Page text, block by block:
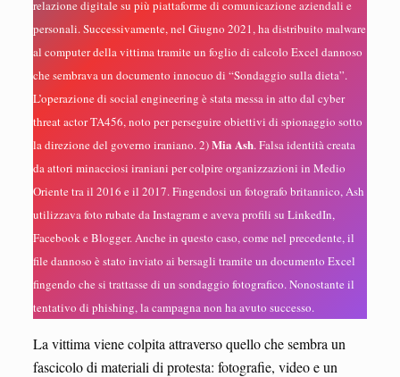
relazione digitale su più piattaforme di comunicazione aziendali e
personali. Successivamente, nel Giugno 2021, ha distribuito malware
al computer della vittima tramite un foglio di calcolo Excel dannoso
che sembrava un documento innocuo di “Sondaggio sulla dieta”.
L’operazione di social engineering è stata messa in atto dal cyber
threat actor TA456, noto per perseguire obiettivi di spionaggio sotto
la direzione del governo iraniano. 2)Mia Ash. Falsa identità creata
da attori minacciosi iraniani per colpire organizzazioni in Medio
Oriente tra il 2016 e il 2017. Fingendosi un fotografo britannico, Ash
utilizzava foto rubate da Instagram e aveva profili su LinkedIn,
Facebook e Blogger. Anche in questo caso, come nel precedente, il
file dannoso è stato inviato ai bersagli tramite un documento Excel
fingendo che si trattasse di un sondaggio fotografico. Nonostante il
tentativo di phishing, la campagna non ha avuto successo.
La vittima viene colpita attraverso quello che sembra un
fascicolo di materiali di protesta: fotografie, video e un